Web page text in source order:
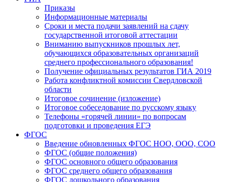
Приказы
Информационные материалы
Сроки и места подачи заявлений на сдачу
государственной итоговой аттестации
Вниманию выпускников прошлых лет,
обучающихся образовательных организаций
среднего профессионального образования!
Получение официальных результатов ГИА 2019
Работа конфликтной комиссии Свердловской
области
Итоговое сочинение (изложение)
Итоговое собеседование по русскому языку
Телефоны «горячей линии» по вопросам
подготовки и проведения ЕГЭ
ФГОС
Введение обновленных ФГОС НОО, ООО, СОО
ФГОС (общие положения)
ФГОС основного общего образования
ФГОС среднего общего образования
ФГОС дошкольного образования